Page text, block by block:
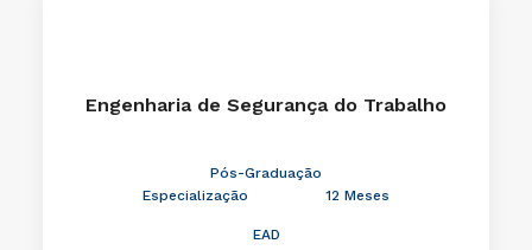
Engenharia de Segurança do Trabalho
Pós-Graduação
Especialização
12 Meses
EAD